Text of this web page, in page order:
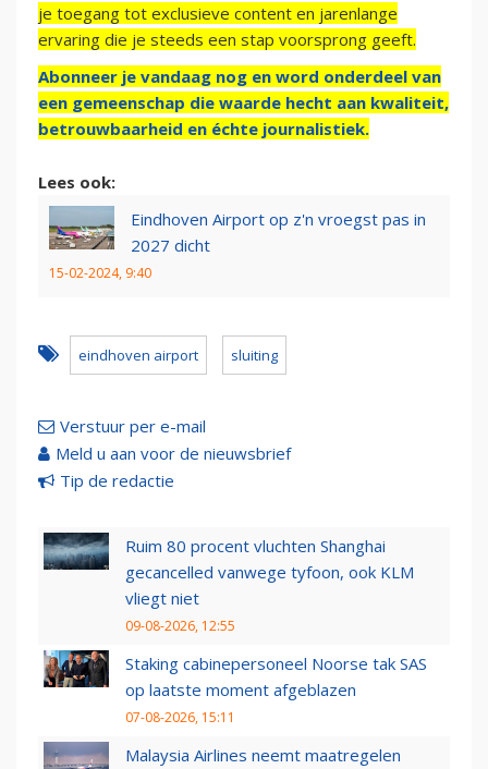
je toegang tot exclusieve content en jarenlange
ervaring die je steeds een stap voorsprong geeft.
Abonneer je vandaag nog en word onderdeel van
een gemeenschap die waarde hecht aan kwaliteit,
betrouwbaarheid en échte journalistiek.
Lees ook:
Eindhoven Airport op z'n vroegst pas in
2027 dicht
15-02-2024, 9:40
eindhoven airport sluiting
Verstuur per e-mail
Meld u aan voor de nieuwsbrief
Tip de redactie
Ruim 80 procent vluchten Shanghai
gecancelled vanwege tyfoon, ook KLM
vliegt niet
09-08-2026, 12:55
Staking cabinepersoneel Noorse tak SAS
op laatste moment afgeblazen
07-08-2026, 15:11
Malaysia Airlines neemt maatregelen